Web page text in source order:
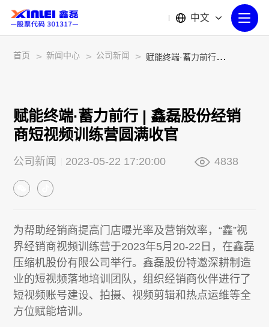
中文
首页 > 新闻中心 > 公司新闻 > 赋能终端·蓄力前行 | 鑫磊股份经销商短视频训练营圆满收官
赋能终端·蓄力前行 | 鑫磊股份经销
商短视频训练营圆满收官
公司新闻 2023-05-22 17:20:00 4838
为帮助经销商提高门店曝光率及营销效率，“鑫”视
界经销商视频训练营于2023年5月20-22日，在鑫磊
压缩机股份有限公司举行。鑫磊股份特邀深耕制造
业的短视频落地培训团队，组织经销商伙伴进行了
短视频账号建设、拍摄、视频剪辑和热点运维等全
方位赋能培训。